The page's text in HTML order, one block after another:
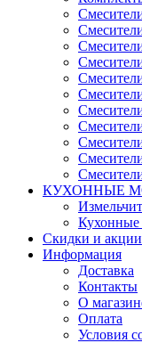
КУХОННЫЕ
Скидки и акции
Информация
Доставка
Контакты
О
Оплата
Условия